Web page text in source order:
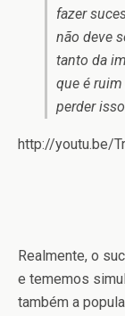
fazer
não deve
tanto da
que é
perder
http://youtu.be/
Realmente, o
e tememos
também a